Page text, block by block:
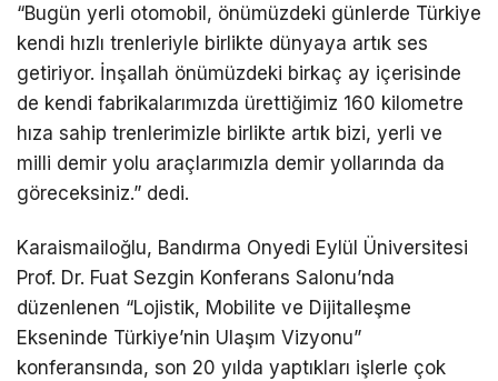
“Bugün yerli otomobil, önümüzdeki günlerde Türkiye
kendi hızlı trenleriyle birlikte dünyaya artık ses
getiriyor. İnşallah önümüzdeki birkaç ay içerisinde
de kendi fabrikalarımızda ürettiğimiz 160 kilometre
hıza sahip trenlerimizle birlikte artık bizi, yerli ve
milli demir yolu araçlarımızla demir yollarında da
göreceksiniz.” dedi.
Karaismailoğlu, Bandırma Onyedi Eylül Üniversitesi
Prof. Dr. Fuat Sezgin Konferans Salonu’nda
düzenlenen “Lojistik, Mobilite ve Dijitalleşme
Ekseninde Türkiye’nin Ulaşım Vizyonu”
konferansında, son 20 yılda yaptıkları işlerle çok